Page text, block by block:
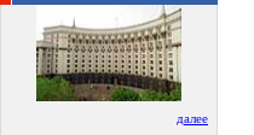
далее